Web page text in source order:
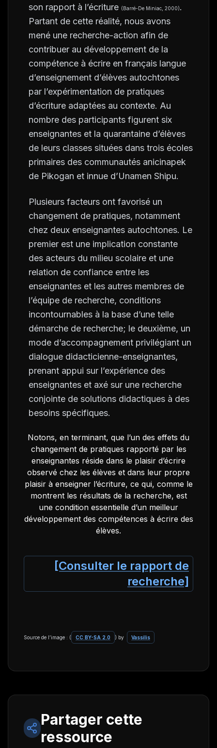
son rapport à l’écriture (Barré-De Miniac, 2000).
Partant de cette réalité, nous avons
mené une recherche-action afin de
contribuer au développement de la
compétence à écrire en français langue
d’enseignement d’élèves autochtones
par l’expérimentation de pratiques
d’écriture adaptées au contexte. Au
nombre des participants figurent six
enseignantes et la quarantaine d’élèves
de leurs classes situées dans trois écoles
primaires des communautés anicinapek
de Pikogan et innue d’Unamen Shipu.
Plusieurs facteurs ont favorisé un
changement de pratiques, notamment
chez deux enseignantes autochtones. Le
premier est une implication constante
des acteurs du milieu scolaire et une
relation de confiance entre les
enseignantes et les autres membres de
l’équipe de recherche, conditions
incontournables à la base d’une telle
démarche de recherche; le deuxième, un
mode d’accompagnement privilégiant un
dialogue didacticienne-enseignantes,
prenant appui sur l’expérience des
enseignantes et axé sur une recherche
conjointe de solutions didactiques à des
besoins spécifiques.
Notons, en terminant, que l’un des effets du
changement de pratiques rapporté par les
enseignantes réside dans le plaisir d’écrire
observé chez les élèves et dans leur propre
plaisir à enseigner l’écriture, ce qui, comme le
montrent les résultats de la recherche, est
une condition essentielle d’un meilleur
développement des compétences à écrire des
élèves.
[Consulter le rapport de
recherche]
Source de l’image : ( CC BY-SA 2.0 ) by Vassilis
Partager cette
ressource